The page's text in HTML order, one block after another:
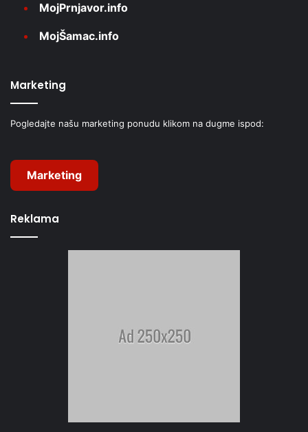
MojPrnjavor.info
MojŠamac.info
Marketing
Pogledajte našu marketing ponudu klikom na dugme ispod:
Marketing
Reklama